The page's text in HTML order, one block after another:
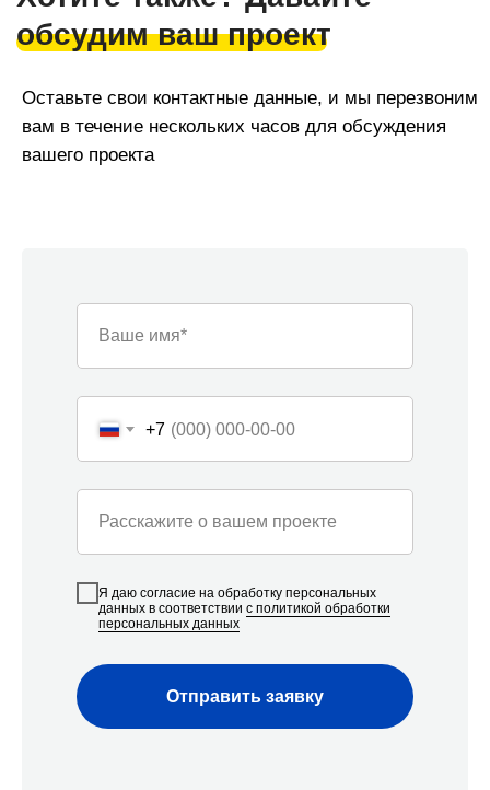
Ваше имя*
+7
Расскажите о вашем проекте
Я даю согласие на обработку персональных
данных в соответствии с политикой обработки
персональных данных
Отправить заявку
Команда «Азбуки Ремонта»
одновременно и профессионально реализовать под
нежилых помещениях в Сочи. Средний опыт наших
специалистов - от 5 лет.